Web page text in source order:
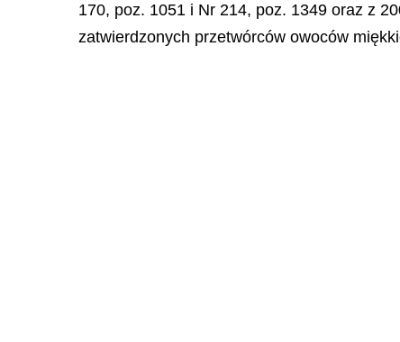
170, poz. 1051 i Nr 214, poz. 1349 oraz z
zatwierdzonych przetwórców owoców